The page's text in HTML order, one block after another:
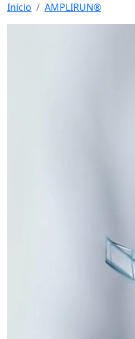
Inicio AMPLIRUN®